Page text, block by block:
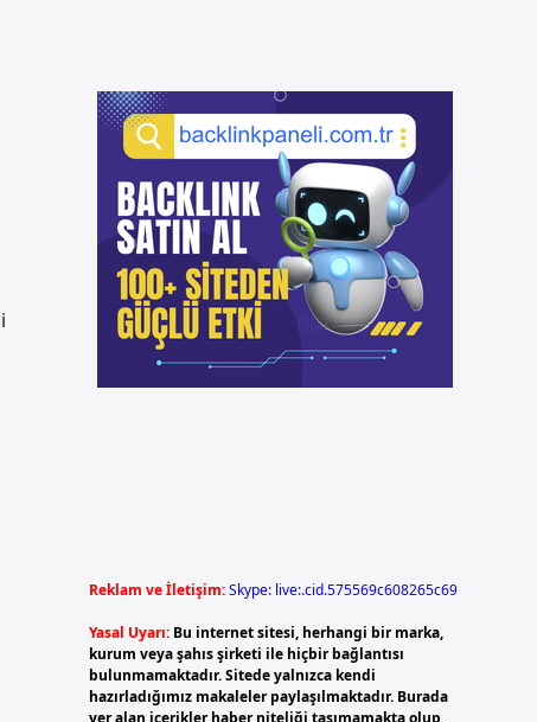
Reklam ve İletişim:Skype: live:.cid.575569c608265c69
Yasal Uyarı: Bu internet sitesi, herhangi bir marka,
kurum veya şahıs şirketi ile hiçbir bağlantısı
bulunmamaktadır. Sitede yalnızca kendi
hazırladığımız makaleler paylaşılmaktadır. Burada
yer alan içerikler haber niteliği taşımamakta olup,